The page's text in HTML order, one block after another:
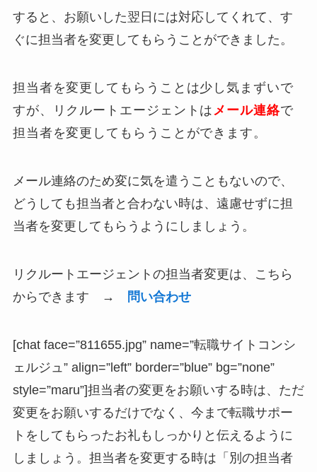
すると、お願いした翌日には対応してくれて、 す
ぐに担当者を変更してもらうことができました。
担当者を変更してもらうことは少し気まずいで
すが、リクルートエージェントはメール連絡で
担当者を変更してもらうことができます。
メール連絡のため変に気を遣うこともないので、
どうしても担当者と合わない時は、遠慮せずに担
当者を変更してもらうようにしましょう。
リクルートエージェントの担当者変更は、こちら
からできます →
問い合わせ
[chat face=”811655.jpg” name=”転職サイトコンシ
ェルジュ” align=”left” border=”blue” bg=”none”
style=”maru”]担当者の変更をお願いする時は、ただ
変更をお願いするだけでなく、今まで転職サポー
トをしてもらったお礼もしっかりと伝えるように
しましょう。担当者を変更する時は 「別の担当者